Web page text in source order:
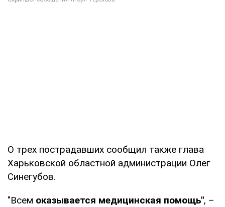
О трех пострадавших сообщил также глава
Харьковской областной администрации Олег
Синегубов.
"Всем оказывается медицинская помощь", –